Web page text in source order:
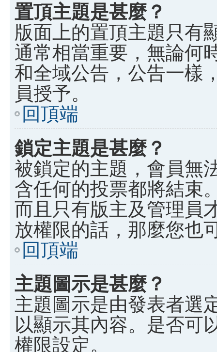
置頂主題是甚麼？
版面上的置頂主題只有
通常相當重要，無論何
和全域公告，公告一樣
員授予。
回頂端
鎖定主題是甚麼？
被鎖定的主題，會員無
含任何的投票都將結束
而且只有版主及管理員
放權限的話，那麼您也
回頂端
主題圖示是甚麼？
主題圖示是由發表者選
以顯示其內容。是否可
權限設定。